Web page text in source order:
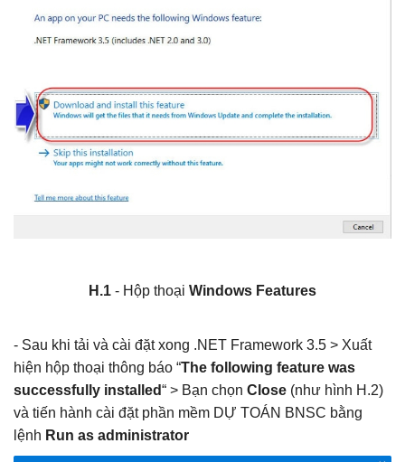
Khắc Tiệp 0981757527 30 Thg 6, 2023 0 135
Tổng hợp Thông báo giá Vật liệu xây dựng
các tỉnh thành
Nghị định 206/2026/NĐ-CP về quản lý chi
loại đường để tính cước vận tải đường bộ
Khắc Tiệp 0981757527 22 Thg 9, 2022 0 129
H.1 - Hộp thoại Windows Features
- Sau khi tải và cài đặt xong .NET Framework 3.5 > Xuất
hiện hộp thoại thông báo “The following feature was
successfully installed“ > Bạn chọn Close (như hình H.2)
và tiến hành cài đặt phần mềm DỰ TOÁN BNSC bằng
lệnh Run as administrator